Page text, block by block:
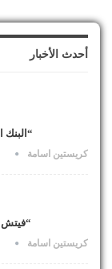
أحدث الأخبار
“البنك
كريستين اسامة
كريستين اسامة